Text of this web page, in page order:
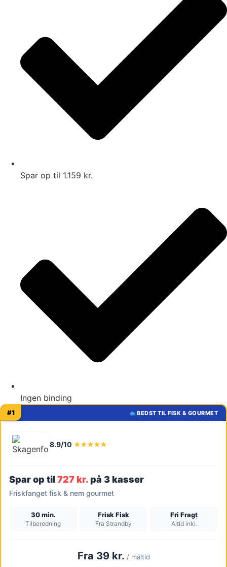
Spar op til 1.159 kr.
Ingen binding
BEDST TIL FISK & GOURMET
#1
8.9/10 ★★★★★
Spar op til727 kr.på 3 kasser
Friskfanget fisk & nem gourmet
30 min.
Tilberedning
Frisk Fisk
Fra Strandby
Fri Fragt
Altid inkl.
Fra 39 kr. / måltid